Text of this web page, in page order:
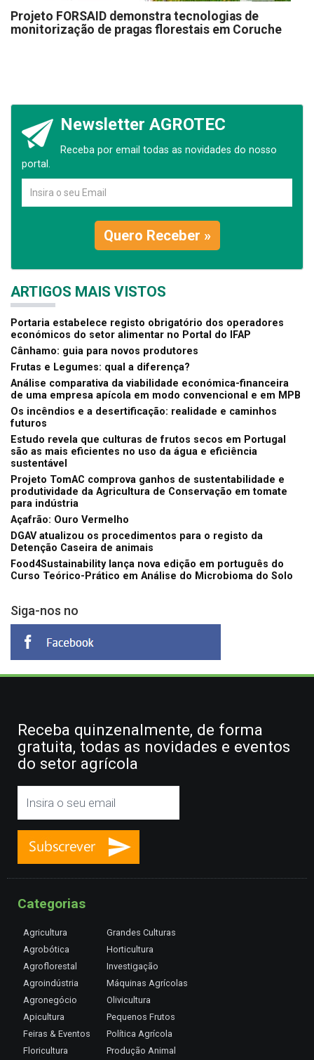
Projeto FORSAID demonstra tecnologias de
monitorização de pragas florestais em Coruche
Newsletter AGROTEC
Receba por email todas as novidades do nosso
portal.
Quero Receber »
ARTIGOS MAIS VISTOS
Portaria estabelece registo obrigatório dos operadores
económicos do setor alimentar no Portal do IFAP
Cânhamo: guia para novos produtores
Frutas e Legumes: qual a diferença?
Análise comparativa da viabilidade económica-financeira
de uma empresa apícola em modo convencional e em MPB
Os incêndios e a desertificação: realidade e caminhos
futuros
Estudo revela que culturas de frutos secos em Portugal
são as mais eficientes no uso da água e eficiência
sustentável
Projeto TomAC comprova ganhos de sustentabilidade e
produtividade da Agricultura de Conservação em tomate
para indústria
Açafrão: Ouro Vermelho
DGAV atualizou os procedimentos para o registo da
Detenção Caseira de animais
Food4Sustainability lança nova edição em português do
Curso Teórico-Prático em Análise do Microbioma do Solo
Siga-nos no
Receba quinzenalmente, de forma
gratuita, todas as novidades e eventos
do setor agrícola
Categorias
Agricultura
Agrobótica
Agroflorestal
Agroindústria
Agronegócio
Apicultura
Feiras & Eventos
Floricultura
Grandes Culturas
Horticultura
Investigação
Máquinas Agrícolas
Olivicultura
Pequenos Frutos
Política Agrícola
Produção Animal